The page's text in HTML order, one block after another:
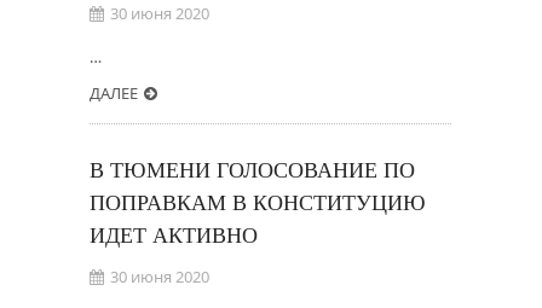
30 июня 2020
…
ДАЛЕЕ
В ТЮМЕНИ ГОЛОСОВАНИЕ ПО
ПОПРАВКАМ В КОНСТИТУЦИЮ
ИДЕТ АКТИВНО
30 июня 2020